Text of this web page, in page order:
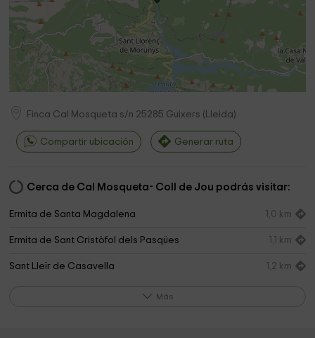
Finca Cal Mosqueta s/n 25285 Guixers ( Lleida)
Compartir ubicación Generar ruta
Cerca de Cal Mosqueta- Coll de Jou podrás visitar:
Ermita de Santa Magdalena 1,0 km
Ermita de Sant Cristòfol dels Pasqües 1,1 km
Sant Lleïr de Casavella 1,2 km
Ermita de la Santa Creu dels Ollers
Más